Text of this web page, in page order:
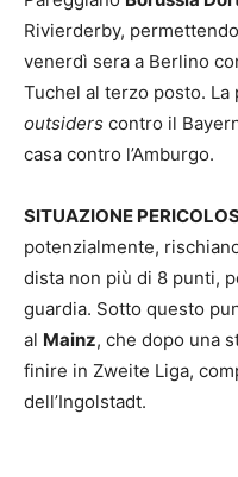
Rivierderby, permettendo
venerdì sera a Berlino
Tuchel al terzo posto.
outsiders contro il
casa contro l’Amburgo.
SITUAZIONE
potenzialmente,
dista non più di 8 punti,
guardia. Sotto questo
al Mainz, che dopo una
finire in Zweite Liga,
dell’Ingolstadt.